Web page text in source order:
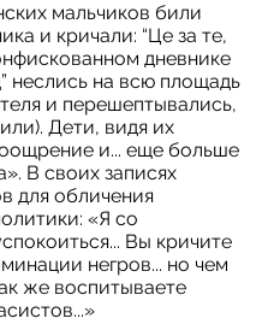
мальчиков били
и кричали: “Це за те,
дневнике
неслись на всю площадь
и перешептывались,
Дети, видя их
и... еще больше
В своих записях
для обличения
«Я со
Вы кричите
негров... но чем
же воспитываете